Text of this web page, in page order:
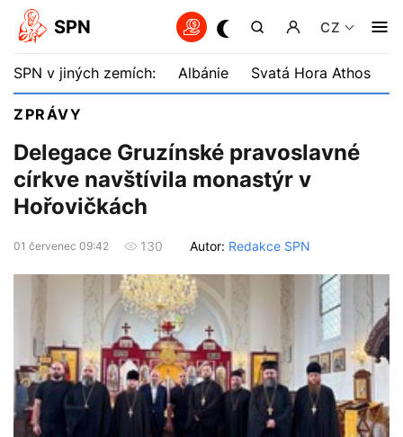
SPN CZ
SPN v jiných zemích: Albánie Svatá Hora Athos
ZPRÁVY
Delegace Gruzínské pravoslavné
církve navštívila monastýr v
Hořovičkách
01 červenec 09:42 130 Autor: Redakce SPN